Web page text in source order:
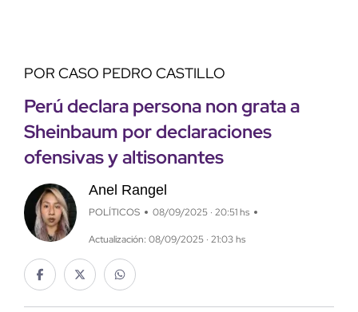
POR CASO PEDRO CASTILLO
Perú declara persona non grata a
Sheinbaum por declaraciones
ofensivas y altisonantes
Anel Rangel
POLÍTICOS 08/09/2025 · 20:51 hs
Actualización: 08/09/2025 · 21:03 hs